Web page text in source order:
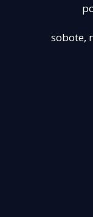
sobote,